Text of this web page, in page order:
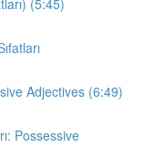
Adjectives (6:49)
Possessive